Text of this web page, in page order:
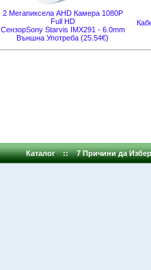
2 Мегапиксела AHD Камера 1080P
Full HD
СензорSony Starvis IMX291 - 6.0mm
Външна Употреба (25.54€)
Каталог :: 7 Причини да